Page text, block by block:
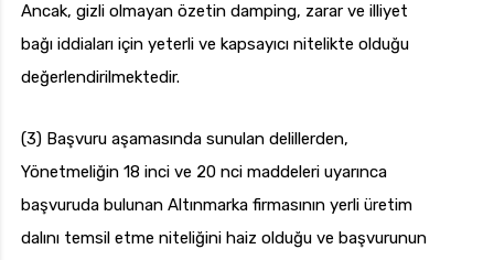
Ancak, gizli olmayan özetin damping, zarar ve illiyet
bağı iddiaları için yeterli ve kapsayıcı nitelikte olduğu
değerlendirilmektedir.
(3) Başvuru aşamasında sunulan delillerden,
Yönetmeliğin 18 inci ve 20 nci maddeleri uyarınca
başvuruda bulunan Altınmarka firmasının yerli üretim
dalını temsil etme niteliğini haiz olduğu ve başvurunun